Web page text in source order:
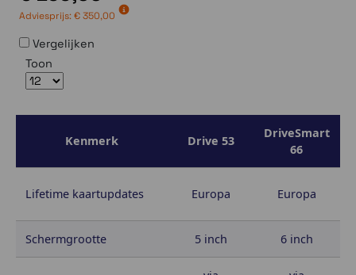
Adviesprijs:€ 350,00
Vergelijken
Toon
Kenmerk Drive 53
DriveSmart
66
Lifetime kaartupdates Europa Europa
Schermgrootte 5 inch 6 inch